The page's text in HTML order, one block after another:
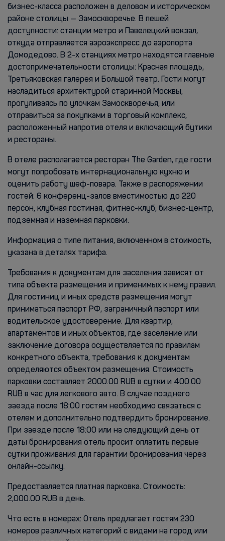
бизнес-класса расположен в деловом и историческом
районе столицы — Замоскворечье. В пешей
доступности: станции метро и Павелецкий вокзал,
откуда отправляется аэроэкспресс до аэропорта
Домодедово. В 2-х станциях метро находятся главные
достопримечательности столицы: Красная площадь,
Третьяковская галерея и Большой театр. Гости могут
насладиться архитектурой старинной Москвы,
прогуливаясь по улочкам Замоскворечья, или
отправиться за покупками в торговый комплекс,
расположенный напротив отеля и включающий бутики
и рестораны.
В отеле располагается ресторан The Garden, где гости
могут попробовать интернациональную кухню и
оценить работу шеф-повара. Также в распоряжении
гостей: 6 конференц-залов вместимостью до 220
персон, клубная гостиная, фитнес-клуб, бизнес-центр,
подземная и наземная парковки.
Информация о типе питания, включенном в стоимость,
указана в деталях тарифа.
Требования к документам для заселения зависят от
типа объекта размещения и применимых к нему правил.
Для гостиниц и иных средств размещения могут
приниматься паспорт РФ, заграничный паспорт или
водительское удостоверение. Для квартир,
апартаментов и иных объектов, где заселение или
заключение договора осуществляется по правилам
конкретного объекта, требования к документам
определяются объектом размещения. Стоимость
парковки составляет 2000.00 RUB в сутки и 400.00
RUB в час для легкового авто. В случае позднего
заезда после 18:00 гостям необходимо связаться с
отелем и дополнительно подтвердить бронирование.
При заезде после 18:00 или на следующий день от
даты бронирования отель просит оплатить первые
сутки проживания для гарантии бронирования через
онлайн-ссылку.
Предоставляется платная парковка. Стоимость:
2,000.00 RUB в день.
Что есть в номерах: Отель предлагает гостям 230
номеров различных категорий с видами на город или